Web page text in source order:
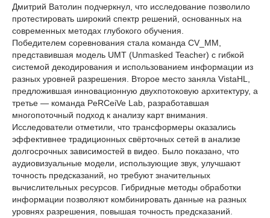
Дмитрий Ватолин подчеркнул, что исследование позволило
протестировать широкий спектр решений, основанных на
современных методах глубокого обучения.
Победителем соревнования стала команда CV_MM,
представившая модель UMT (Unmasked Teacher) с гибкой
системой декодирования и использованием информации из
разных уровней разрешения. Второе место заняла VistaHL,
предложившая инновационную двухпотоковую архитектуру, а
третье — команда PeRCeiVe Lab, разработавшая
многопоточный подход к анализу карт внимания.
Исследователи отметили, что трансформеры оказались
эффективнее традиционных свёрточных сетей в анализе
долгосрочных зависимостей в видео. Было показано, что
аудиовизуальные модели, использующие звук, улучшают
точность предсказаний, но требуют значительных
вычислительных ресурсов. Гибридные методы обработки
информации позволяют комбинировать данные на разных
уровнях разрешения, повышая точность предсказаний.